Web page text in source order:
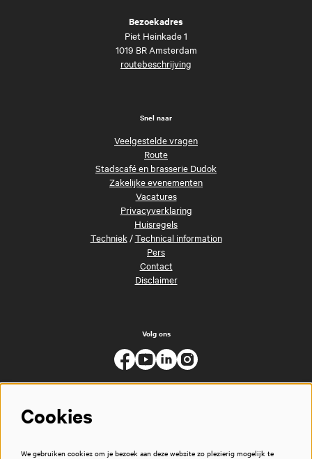
Bezoekadres
Piet Heinkade 1
1019 BR Amsterdam
routebeschrijving
Snel naar
Veelgestelde vragen
Route
Stadscafé en brasserie Dudok
Zakelijke evenementen
Vacatures
Privacyverklaring
Huisregels
Techniek/Technical information
Pers
Contact
Disclaimer
Volg ons
Cookies
We gebruiken cookies om je bezoek aan deze website zo plezierig mogelijk te